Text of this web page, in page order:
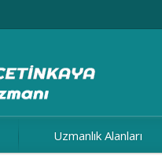
Uzmanlık Alanları